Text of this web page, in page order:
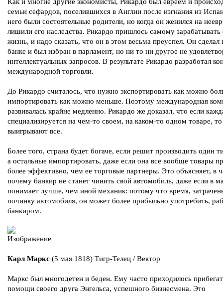
семьи сефардов, поселившихся в Англии после изгнания из
него были состоятельные родители, но когда он женился на
лишили его наследства. Рикардо пришлось самому зарабатывать
жизнь, и надо сказать, что он в этом весьма преуспел. Он сделал
банке и был избран в парламент, но ни то ни другое не
интеллектуальных запросов. В результате Рикардо разработал
международной торговли.
До Рикардо считалось, что нужно экспортировать как можно
импортировать как можно меньше. Поэтому международная
развивалась крайне медленно. Рикардо же доказал, что если
специализируется на чем-то своем, на каком-то одном товаре, то
выигрывают все.
Более того, страна будет богаче, если решит производить один
а остальные импортировать, даже если она все вообще товары
более эффективно, чем ее торговые партнеры. Это объясняет, в
почему банкир не станет чинить свой автомобиль, даже если в
понимает лучше, чем иной механик: потому что время,
починку автомобиля, он может более прибыльно употребить,
банкиром.
Карл Маркс (5 мая 1818) Тигр-Телец / Вектор
Маркс был многодетен и беден. Ему часто приходилось
помощи своего друга Энгельса, успешного бизнесмена. Это